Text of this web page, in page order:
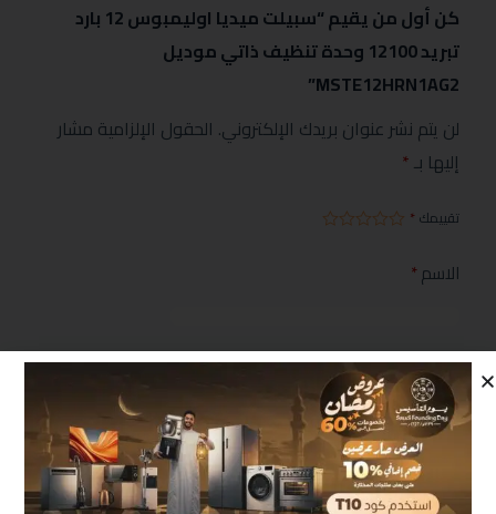
كن أول من يقيم “سبيلت ميديا اوليمبوس 12 بارد
تبريد 12100 وحدة تنظيف ذاتي موديل
MSTE12HRN1AG2”
لن يتم نشر عنوان بريدك الإلكتروني. الحقول الإلزامية مشار
إليها بـ*
تقييمك *
الاسم*
البريد الإلكتروني*
مراجعتك*